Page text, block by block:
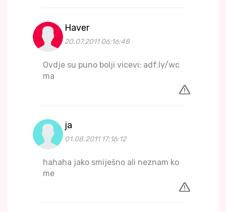
Haver
20.07.2011 06:16:48
Ovdje su puno bolji vicevi: adf.ly/wc
ma
ja
01.08.2011 17:16:12
hahaha jako smiješno ali neznam ko
me